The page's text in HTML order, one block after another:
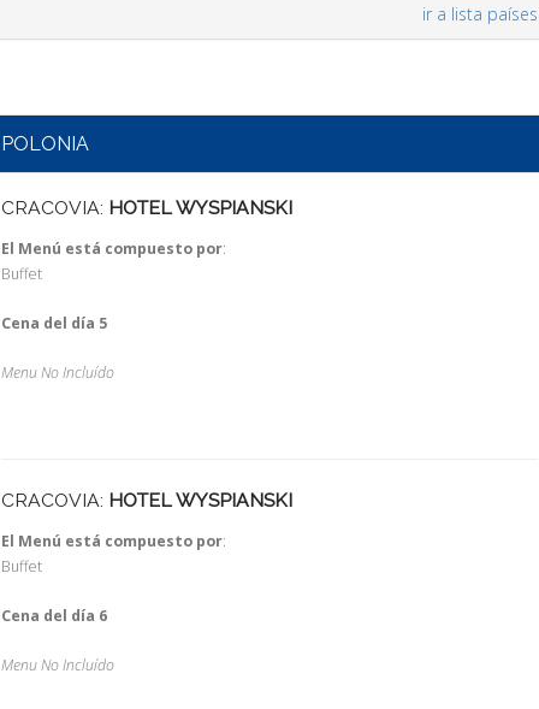
ir a lista países
POLONIA
CRACOVIA: HOTEL WYSPIANSKI
El Menú está compuesto por:
Buffet
Cena del día 5
Menu No Incluído
CRACOVIA: HOTEL WYSPIANSKI
El Menú está compuesto por:
Buffet
Cena del día 6
Menu No Incluído